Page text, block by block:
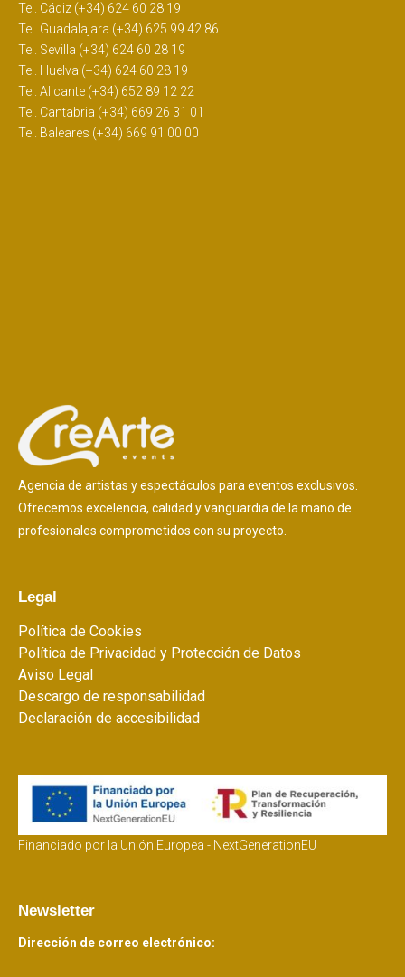
Tel. Cádiz (+34) 624 60 28 19
Tel. Guadalajara (+34) 625 99 42 86
Tel. Sevilla (+34) 624 60 28 19
Tel. Huelva (+34) 624 60 28 19
Tel. Alicante (+34) 652 89 12 22
Tel. Cantabria (+34) 669 26 31 01
Tel. Baleares (+34) 669 91 00 00
Agencia de artistas y espectáculos para eventos exclusivos.
Ofrecemos excelencia, calidad y vanguardia de la mano de
profesionales comprometidos con su proyecto.
Legal
Política de Cookies
Política de Privacidad y Protección de Datos
Aviso Legal
Descargo de responsabilidad
Declaración de accesibilidad
Financiado por la Unión Europea - NextGenerationEU
Newsletter
Dirección de correo electrónico: